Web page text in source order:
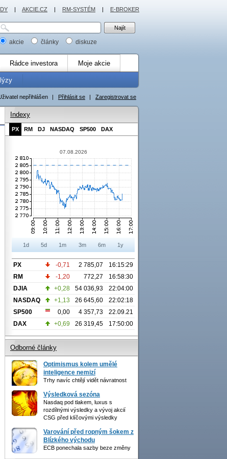
akcie články diskuze
Rádce investora Moje akcie
nepřihlášen | Přihlásit se | Zaregistrovat se
Indexy
PX RM DJ NASDAQ SP500 DAX
07.08.2026
1d 5d 1m 3m 6m 1y
PX -0,71 2 785,07
16:15:29
RM
-1,20 772,27
16:58:30
DJIA
+0,28 54 036,93
22:04:00
NASDAQ
+1,13 26 645,60
22:02:18
SP500
0,00 4 357,73
22.09.21
DAX
+0,69 26 319,45 17:50:00
Odborné články
Optimismus kolem umělé
inteligence nemizí
Trhy navíc chtějí vidět návratnost
Výsledková sezóna
Nasdaq pod tlakem, luxus s
rozdílnými výsledky a vývoj akcií
CSG před klíčovými výsledky
Varování před ropným šokem z
Blízkého východu
ECB ponechala sazby beze změny
| AKCIE.CZ | RM-SYSTÉM | E-BROKER